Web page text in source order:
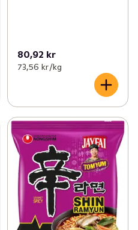
80,92 kr
73,56 kr /kg